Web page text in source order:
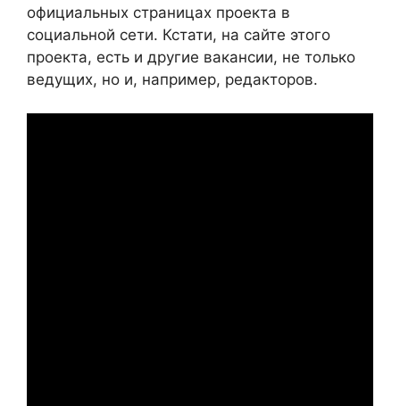
официальных страницах проекта в
социальной сети. Кстати, на сайте этого
проекта, есть и другие вакансии, не только
ведущих, но и, например, редакторов.